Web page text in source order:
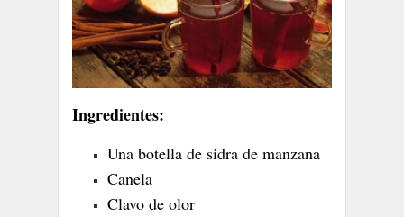
Ingredientes:
Una botella de sidra de manzana
Canela
Clavo de olor